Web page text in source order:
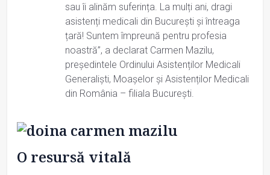
sau îi alinăm suferința. La mulți ani, dragi
asistenți medicali din Bucureşti şi întreaga
țară! Suntem împreună pentru profesia
noastră”, a declarat Carmen Mazilu,
președintele Ordinului Asistenților Medicali
Generaliști, Moașelor și Asistenților Medicali
din România – filiala București.
O resursă vitală